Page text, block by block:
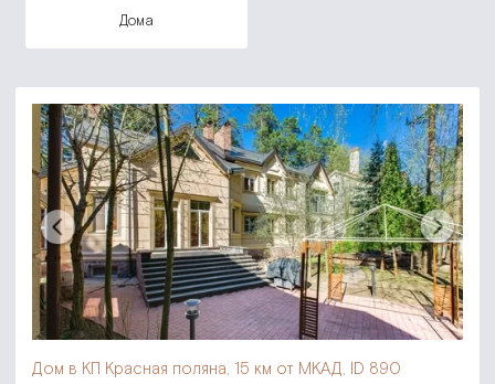
дома
Дом в КП Красная поляна, 15 км от МКАД, ID 890